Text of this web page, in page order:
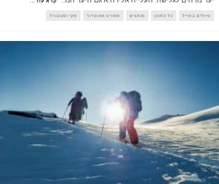
טיולים בחו"ל כל התוכן מותגים ספורט אאוטדור סקי וסנובורד